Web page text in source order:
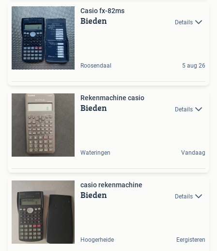
Casio fx-82ms
Bieden Details
Roosendaal 5 aug 26
Rekenmachine casio
Bieden Details
Wateringen Vandaag
casio rekenmachine
Bieden Details
Hoogerheide Eergisteren